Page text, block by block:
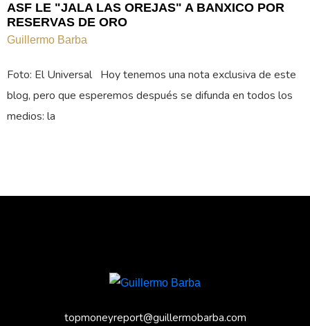
ASF LE "JALA LAS OREJAS" A BANXICO POR
RESERVAS DE ORO
Guillermo Barba
Foto: El Universal Hoy tenemos una nota exclusiva de este
blog, pero que esperemos después se difunda en todos los
medios: la
topmoneyreport@guillermobarba.com